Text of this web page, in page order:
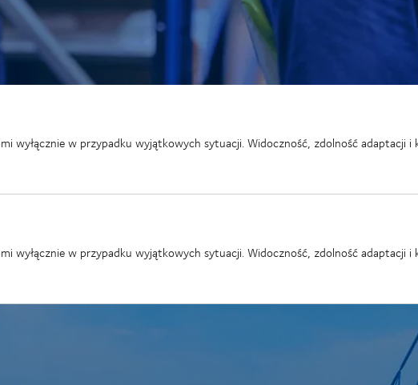
wyłącznie w przypadku wyjątkowych sytuacji. Widoczność, zdolność adaptacji i
wyłącznie w przypadku wyjątkowych sytuacji. Widoczność, zdolność adaptacji i